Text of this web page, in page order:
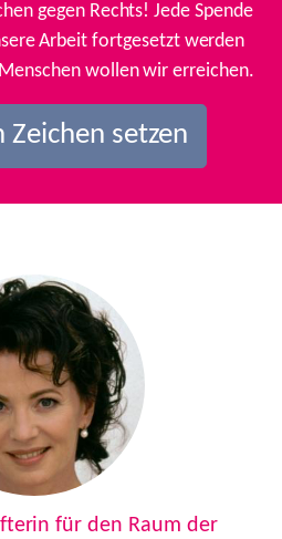
gegen Rechts! Jede Spende
Arbeit fortgesetzt werden
wollen wir erreichen.
Zeichen setzen
für den Raum der